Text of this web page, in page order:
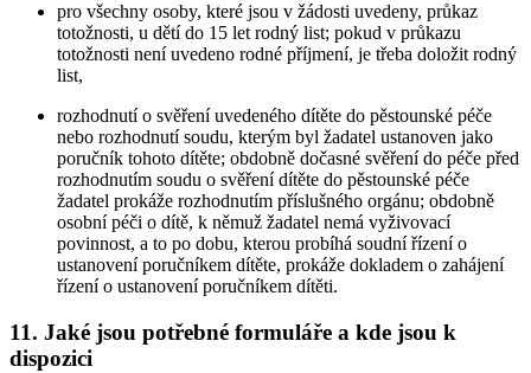
pro všechny osoby, které jsou v žádosti uvedeny, průkaz
totožnosti, u dětí do 15 let rodný list; pokud v průkazu
totožnosti není uvedeno rodné příjmení, je třeba doložit rodný
list,
rozhodnutí o svěření uvedeného dítěte do pěstounské péče
nebo rozhodnutí soudu, kterým byl žadatel ustanoven jako
poručník tohoto dítěte; obdobně dočasné svěření do péče před
rozhodnutím soudu o svěření dítěte do pěstounské péče
žadatel prokáže rozhodnutím příslušného orgánu; obdobně
osobní péči o dítě, k němuž žadatel nemá vyživovací
povinnost, a to po dobu, kterou probíhá soudní řízení o
ustanovení poručníkem dítěte, prokáže dokladem o zahájení
řízení o ustanovení poručníkem dítěti.
11. Jaké jsou potřebné formuláře a kde jsou k
dispozici